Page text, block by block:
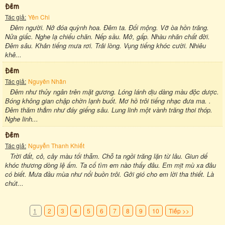
Đêm
Tác giả: Yên Chi
Đêm người. Nở đóa quỳnh hoa. Đêm ta. Đối mộng. Vỡ òa hồn trăng.
Nửa giấc. Nghe lạ chiếu chăn. Nếp sầu. Mở, gấp. Nhàu nhăn chất đời.
Đêm sâu. Khản tiếng mưa rơi. Trải lòng. Vụng tiếng khóc cười. Nhiêu
khê...
Đêm
Tác giả: Nguyên Nhân
Đêm như thủy ngân trên mặt gương. Lóng lánh dịu dàng màu độc dược.
Bóng không gian chập chờn lạnh buốt. Mơ hồ trôi tiếng nhạc đưa ma. .
Đêm thăm thẳm như đáy giếng sâu. Lung linh một vành trăng thoi thóp.
Nghe linh...
Đêm
Tác giả: Nguyễn Thanh Khiết
Trời đất, cỏ, cây màu tối thẫm. Chỗ ta ngồi trăng lặn từ lâu. Giun dế
khóc thương dòng lệ ấm. Ta cố tìm em nào thấy đâu. Em mịt mù xa đâu
có biết. Mưa đầu mùa như nổi buồn trôi. Gởi gió cho em lời tha thiết. Là
chút...
1 2 3 4 5 6 7 8 9 10 Tiếp >>